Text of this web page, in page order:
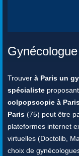
Trouver à Paris un
spécialiste
colpopscopie à
Paris (75) peut être
plateformes internet
virtuelles (Doctolib,
choix de